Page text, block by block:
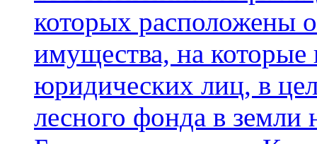
которых расположены
имущества, на которые
юридических лиц, в
лесного фонда в земли